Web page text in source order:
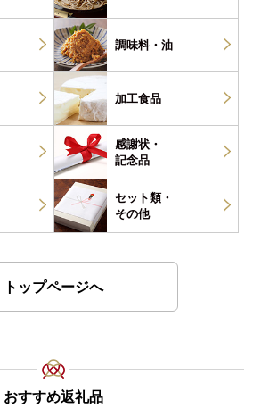
調味料・ 油
加工食品
感謝状・
記念品
セット類・
その他
トップページへ
おすすめ返礼品